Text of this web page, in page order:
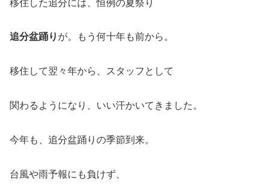
移住した追分には、恒例の夏祭り
追分盆踊り が。もう何十年も前から。
移住して翌々年から、スタッフとして
関わるようになり、いい汗かいてきました。
今年も、追分盆踊りの季節到来。
台風や雨予報にも負けず、